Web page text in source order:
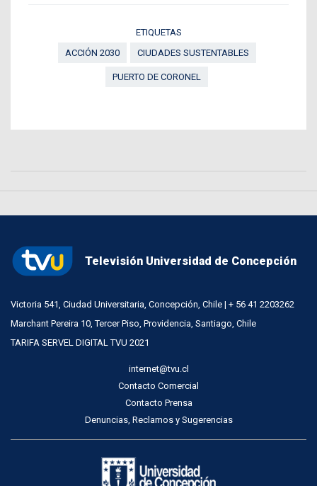
ETIQUETAS
ACCIÓN 2030
CIUDADES SUSTENTABLES
PUERTO DE CORONEL
Televisión Universidad de Concepción
Victoria 541, Ciudad Universitaria, Concepción, Chile | + 56 41 2203262
Marchant Pereira 10, Tercer Piso, Providencia, Santiago, Chile
TARIFA SERVEL DIGITAL TVU 2021
internet@tvu.cl
Contacto Comercial
Contacto Prensa
Denuncias, Reclamos y Sugerencias